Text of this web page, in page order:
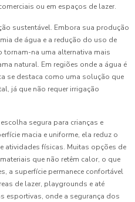
ou em espaços de lazer.
sustentável. Embora sua produção
de água e a redução do uso de
na uma alternativa mais
natural. Em regiões onde a água é
se destaca como uma solução que
já que não requer irrigação
segura para crianças e
macia e uniforme, ela reduz o
atividades físicas. Muitas opções de
que não retêm calor, o que
a superfície permanece confortável
de lazer, playgrounds e até
esportivas, onde a segurança dos